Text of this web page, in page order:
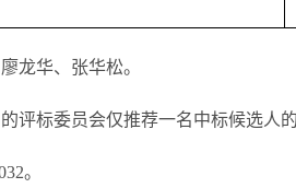
龙华、张华松。
评标委员会仅推荐一名中标候选人
。